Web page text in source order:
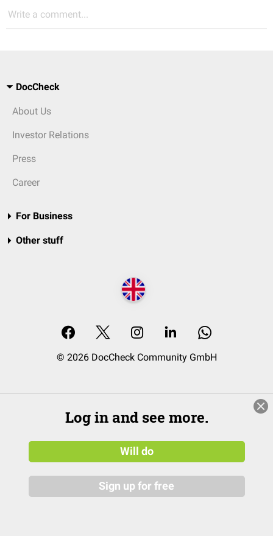
Write a comment...
DocCheck
About Us
Investor Relations
Press
Career
For Business
Other stuff
© 2026 DocCheck Community GmbH
Log in and see more.
Will do
Sign up for free